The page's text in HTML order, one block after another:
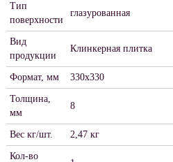
Тип
поверхности
глазурованная
Вид
продукции
Клинкерная плитка
Формат, мм 330x330
Толщина,
мм
8
Вес кг/шт. 2,47 кг
Кол-во